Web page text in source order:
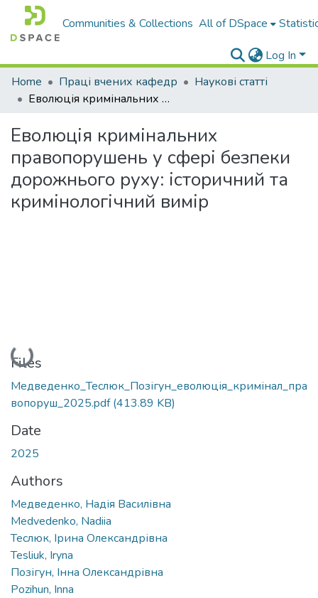
Communities & Collections All of DSpace
Log In
Home
Праці вчених кафедр
Наукові статті
Еволюція кримінальних правопорушень у сфері безпеки дорожнього руху: історичний та кримінологічний вимір
Еволюція кримінальних
правопорушень у сфері безпеки
дорожнього руху: історичний та
кримінологічний вимір
Loading...
Files
Медведенко_Теслюк_Позігун_еволюція_кримінал_пра
вопоруш_2025.pdf(413.89 KB)
Date
2025
Authors
Медведенко, Надія Василівна
Medvedenko, Nadiia
Теслюк, Ірина Олександрівна
Tesliuk, Iryna
Позігун, Інна Олександрівна
Pozihun, Inna